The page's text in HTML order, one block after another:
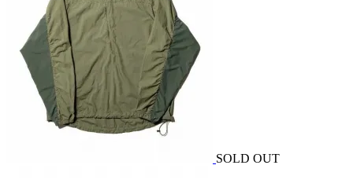
SOLD OUT